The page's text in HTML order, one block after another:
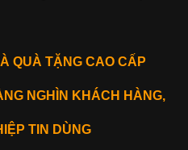
QUÀ TẶNG CAO CẤP
NGHÌN KHÁCH HÀNG,
TIN DÙNG